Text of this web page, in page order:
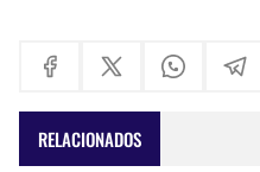
RELACIONADOS